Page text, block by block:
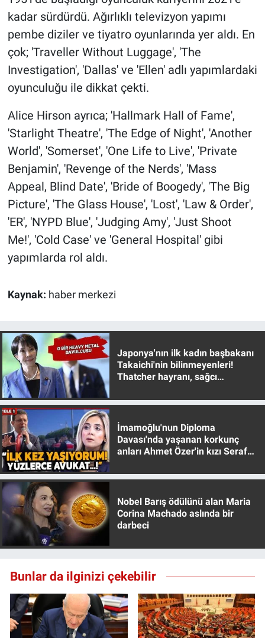
kadar sürdürdü. Ağırlıklı televizyon yapımı
pembe diziler ve tiyatro oyunlarında yer aldı. En
çok; 'Traveller Without Luggage', 'The
Investigation', 'Dallas' ve 'Ellen' adlı yapımlardaki
oyunculuğu ile dikkat çekti.
Alice Hirson ayrıca; 'Hallmark Hall of Fame',
'Starlight Theatre', 'The Edge of Night', 'Another
World', 'Somerset', 'One Life to Live', 'Private
Benjamin', 'Revenge of the Nerds', 'Mass
Appeal, Blind Date', 'Bride of Boogedy', 'The Big
Picture', 'The Glass House', 'Lost', 'Law & Order',
'ER', 'NYPD Blue', 'Judging Amy', 'Just Shoot
Me!', 'Cold Case' ve 'General Hospital' gibi
yapımlarda rol aldı.
Kaynak: haber merkezi
Japonya'nın ilk kadın başbakanı
Takaichi'nin bilinmeyenleri!
Thatcher hayranı, sağcı
İmamoğlu'nun Diploma
Davası'nda yaşanan korkunç
anları Ahmet Özer'in kızı Seraf
Nobel Barış ödülünü alan Maria
Corina Machado aslında bir
darbeci
Bunlar da ilginizi çekebilir
Türkiye'nin Geleceği
Türkiye'nin Gündemi
Yerel Gündem
Yerel Yaşam
Canlı Yayın